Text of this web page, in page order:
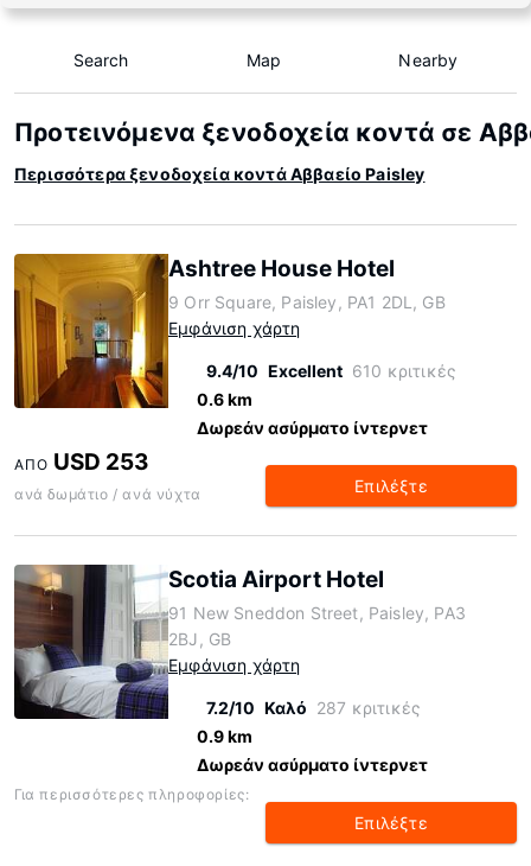
Search Map Nearby
Προτεινόμενα ξενοδοχεία κοντά σε
Περισσότερα ξενοδοχεία κοντά Αββαείο Paisley
Ashtree House Hotel
9 Orr Square, Paisley, PA1 2DL, GB
Εμφάνιση χάρτη
9.4/10 Excellent 610 κριτικές
0.6 km
Δωρεάν ασύρματο ίντερνετ
ΑΠΌ USD 253
ανά δωμάτιο / ανά νύχτα Επιλέξτε
Scotia Airport Hotel
91 New Sneddon Street, Paisley, PA3
2BJ, GB
Εμφάνιση χάρτη
7.2/10 Καλό 287 κριτικές
0.9 km
Δωρεάν ασύρματο ίντερνετ
Για περισσότερες πληροφορίες:
Επιλέξτε